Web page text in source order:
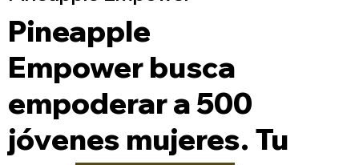
Pineapple
Empower busca
empoderar a 500
jóvenes mujeres. Tu